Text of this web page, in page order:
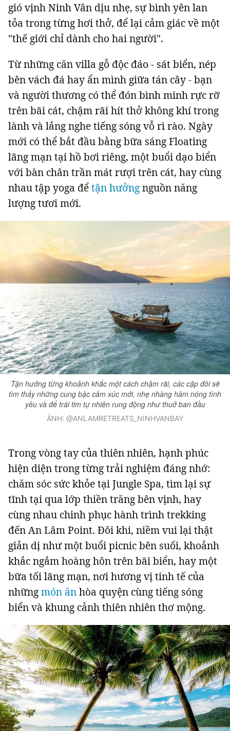
gió vịnh Ninh Vân dịu nhẹ, sự bình yên lan
tỏa trong từng hơi thở, để lại cảm giác về một
"thế giới chỉ dành cho hai người".
Từ những căn villa gỗ độc đáo - sát biển, nép
bên vách đá hay ẩn mình giữa tán cây - bạn
và người thương có thể đón bình minh rực rỡ
trên bãi cát, chậm rãi hít thở không khí trong
lành và lắng nghe tiếng sóng vỗ rì rào. Ngày
mới có thể bắt đầu bằng bữa sáng Floating
lãng mạn tại hồ bơi riêng, một buổi dạo biển
với bàn chân trần mát rượi trên cát, hay cùng
nhau tập yoga đểtận hưởngnguồn năng
lượng tươi mới.
Tận hưởng từng khoảnh khắc một cách chậm rãi, các cặp đôi sẽ
tìm thấy những cung bậc cảm xúc mới, nhẹ nhàng hâm nóng tình
yêu và để trái tim tự nhiên rung động như thuở ban đầu
ẢNH: @ANLAMRETREATS_NINHVANBAY
Trong vòng tay của thiên nhiên, hạnh phúc
hiện diện trong từng trải nghiệm đáng nhớ:
chăm sóc sức khỏe tại Jungle Spa, tìm lại sự
tĩnh tại qua lớp thiền trăng bên vịnh, hay
cùng nhau chinh phục hành trình trekking
đến An Lâm Point. Đôi khi, niềm vui lại thật
giản dị như một buổi picnic bên suối, khoảnh
khắc ngắm hoàng hôn trên bãi biển, hay một
bữa tối lãng mạn, nơi hương vị tinh tế của
nhữngmón ănhòa quyện cùng tiếng sóng
biển và khung cảnh thiên nhiên thơ mộng.